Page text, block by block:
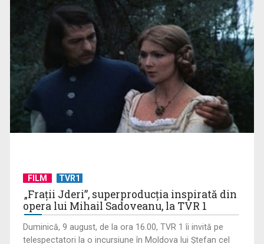
Tenis internațional la Târgu Mureș! TVR Sport transmite
finalele AXERIA Open ...
TVR Sport transmite în direct semifinalele și finalele
Campionatelor ...
FILM TVR1
„Frații Jderi”, superproducția inspirată din
opera lui Mihail Sadoveanu, la TVR 1
Duminică, 9 august, de la ora 16.00, TVR 1 îi invită pe
telespectatori la o incursiune în Moldova lui Ștefan cel